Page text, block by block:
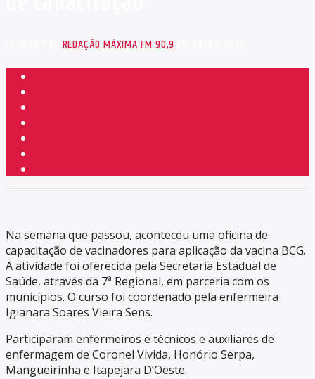
ESCRITO PORREDAÇÃO MÁXIMA FM 90,9EM 20/06/2022
Na semana que passou, aconteceu uma oficina de
capacitação de vacinadores para aplicação da vacina BCG.
A atividade foi oferecida pela Secretaria Estadual de
Saúde, através da 7ª Regional, em parceria com os
municípios. O curso foi coordenado pela enfermeira
Igianara Soares Vieira Sens.
Participaram enfermeiros e técnicos e auxiliares de
enfermagem de Coronel Vivida, Honório Serpa,
Mangueirinha e Itapejara D’Oeste.